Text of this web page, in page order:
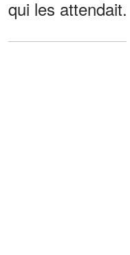
qui les attendait.